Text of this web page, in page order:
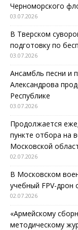
Черноморского
03.07.2026
В Тверском
подготовку по
03.07.2026
Ансамбль песни и
Александрова
Республике
03.07.2026
Продолжается
пункте отбора на
Московской
02.07.2026
В Московском
учебный FPV-дрон
02.07.2026
«Армейскому
методическому